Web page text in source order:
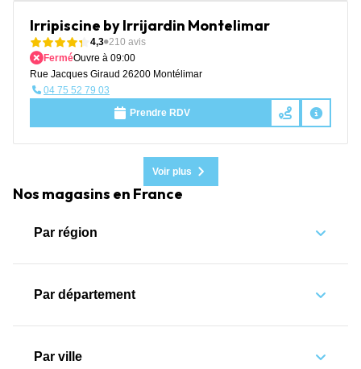
Irripiscine by Irrijardin Montelimar
4,3 210 avis
FerméOuvre à 09:00
Rue Jacques Giraud 26200 Montélimar
04 75 52 79 03
Prendre RDV
Voir plus
Nos magasins en France
Par région
Par département
Par ville